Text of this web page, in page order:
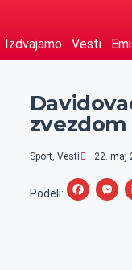
Izdvajamo Vesti
Sport, Vesti 22. maj
Podeli:
F
M